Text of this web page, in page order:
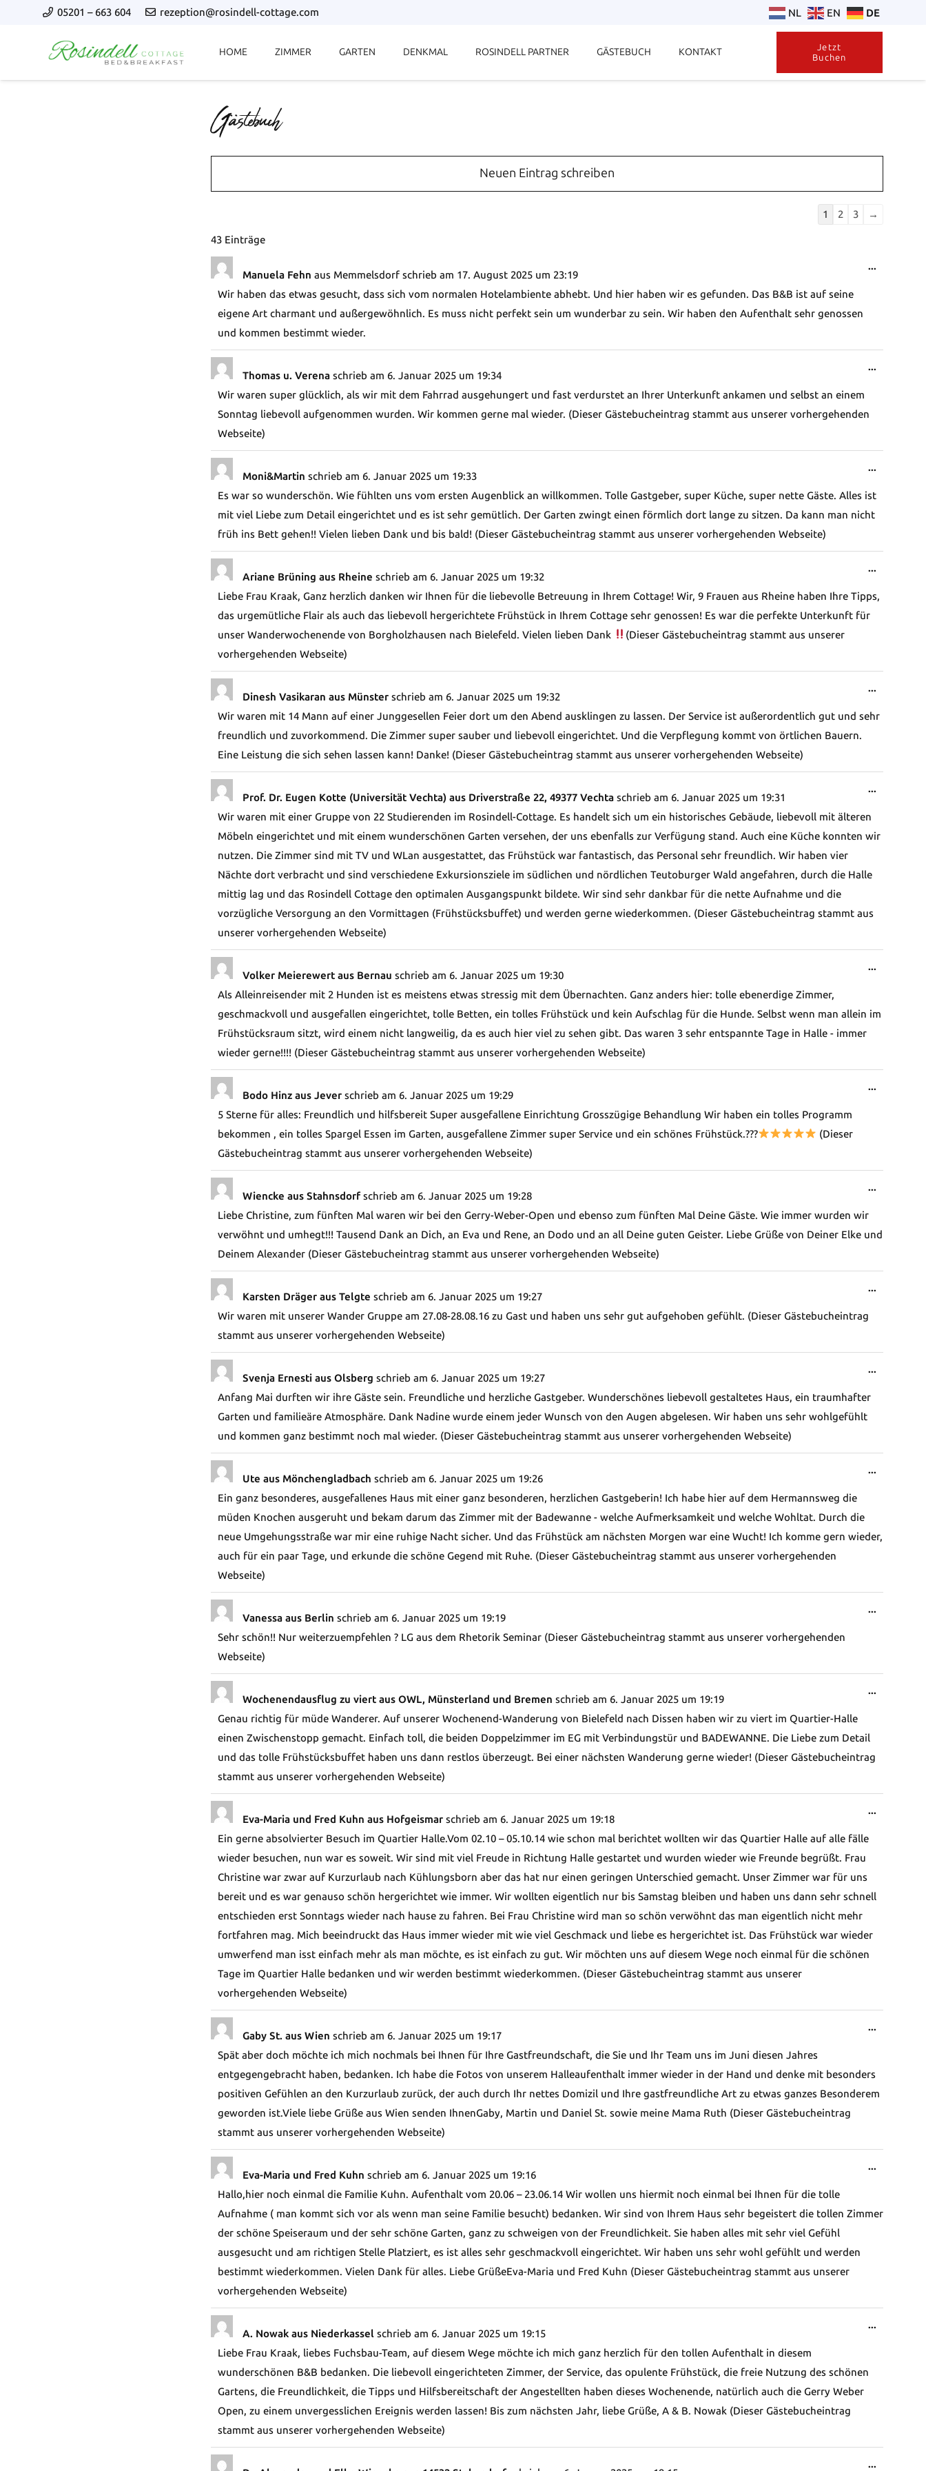
05201 – 663 604 rezeption@rosindell-cottage.com NL EN DE
HOME ZIMMER GARTEN DENKMAL ROSINDELL PARTNER GÄSTEBUCH KONTAKT
Jetzt
Buchen
Gästebuch
Guestbook
1 2 3 →
43 Einträge
Manuela Fehn aus Memmelsdorf schrieb am 17. August 2025 um 23:19
Wir haben das etwas gesucht, dass sich vom normalen Hotelambiente abhebt. Und hier haben wir es gefunden. Das B&B ist auf seine
eigene Art charmant und außergewöhnlich. Es muss nicht perfekt sein um wunderbar zu sein. Wir haben den Aufenthalt sehr genossen
und kommen bestimmt wieder.
...
Thomas u. Verena schrieb am 6. Januar 2025 um 19:34
Wir waren super glücklich, als wir mit dem Fahrrad ausgehungert und fast verdurstet an Ihrer Unterkunft ankamen und selbst an einem
Sonntag liebevoll aufgenommen wurden. Wir kommen gerne mal wieder. (Dieser Gästebucheintrag stammt aus unserer vorhergehenden
Webseite)
...
Moni&Martin schrieb am 6. Januar 2025 um 19:33
Es war so wunderschön. Wie fühlten uns vom ersten Augenblick an willkommen. Tolle Gastgeber, super Küche, super nette Gäste. Alles ist
mit viel Liebe zum Detail eingerichtet und es ist sehr gemütlich. Der Garten zwingt einen förmlich dort lange zu sitzen. Da kann man nicht
früh ins Bett gehen!! Vielen lieben Dank und bis bald! (Dieser Gästebucheintrag stammt aus unserer vorhergehenden Webseite)
...
Ariane Brüning aus Rheine schrieb am 6. Januar 2025 um 19:32
Liebe Frau Kraak, Ganz herzlich danken wir Ihnen für die liebevolle Betreuung in Ihrem Cottage! Wir, 9 Frauen aus Rheine haben Ihre Tipps,
das urgemütliche Flair als auch das liebevoll hergerichtete Frühstück in Ihrem Cottage sehr genossen! Es war die perfekte Unterkunft für
unser Wanderwochenende von Borgholzhausen nach Bielefeld. Vielen lieben Dank
(Dieser Gästebucheintrag stammt aus unserer
vorhergehenden Webseite)
...
ein-/
Dinesh Vasikaran aus Münster schrieb am 6. Januar 2025 um 19:32
Wir waren mit 14 Mann auf einer Junggesellen Feier dort um den Abend ausklingen zu lassen. Der Service ist außerordentlich gut und sehr
freundlich und zuvorkommend. Die Zimmer super sauber und liebevoll eingerichtet. Und die Verpflegung kommt von örtlichen Bauern.
Eine Leistung die sich sehen lassen kann! Danke! (Dieser Gästebucheintrag stammt aus unserer vorhergehenden Webseite)
...
Prof. Dr. Eugen Kotte (Universität Vechta) aus Driverstraße 22, 49377 Vechta schrieb am 6. Januar 2025 um 19:31
Wir waren mit einer Gruppe von 22 Studierenden im Rosindell-Cottage. Es handelt sich um ein historisches Gebäude, liebevoll mit älteren
Möbeln eingerichtet und mit einem wunderschönen Garten versehen, der uns ebenfalls zur Verfügung stand. Auch eine Küche konnten wir
nutzen. Die Zimmer sind mit TV und WLan ausgestattet, das Frühstück war fantastisch, das Personal sehr freundlich. Wir haben vier
Nächte dort verbracht und sind verschiedene Exkursionsziele im südlichen und nördlichen Teutoburger Wald angefahren, durch die Halle
mittig lag und das Rosindell Cottage den optimalen Ausgangspunkt bildete. Wir sind sehr dankbar für die nette Aufnahme und die
vorzügliche Versorgung an den Vormittagen (Frühstücksbuffet) und werden gerne wiederkommen. (Dieser Gästebucheintrag stammt aus
unserer vorhergehenden Webseite)
...
Volker Meierewert aus Bernau schrieb am 6. Januar 2025 um 19:30
Als Alleinreisender mit 2 Hunden ist es meistens etwas stressig mit dem Übernachten. Ganz anders hier: tolle ebenerdige Zimmer,
geschmackvoll und ausgefallen eingerichtet, tolle Betten, ein tolles Frühstück und kein Aufschlag für die Hunde. Selbst wenn man allein im
Frühstücksraum sitzt, wird einem nicht langweilig, da es auch hier viel zu sehen gibt. Das waren 3 sehr entspannte Tage in Halle - immer
wieder gerne!!!! (Dieser Gästebucheintrag stammt aus unserer vorhergehenden Webseite)
...
Bodo Hinz aus Jever schrieb am 6. Januar 2025 um 19:29
5 Sterne für alles: Freundlich und hilfsbereit Super ausgefallene Einrichtung Grosszügige Behandlung Wir haben ein tolles Programm
bekommen , ein tolles Spargel Essen im Garten, ausgefallene Zimmer super Service und ein schönes Frühstück.???
(Dieser
Gästebucheintrag stammt aus unserer vorhergehenden Webseite)
...
Wiencke aus Stahnsdorf schrieb am 6. Januar 2025 um 19:28
Liebe Christine, zum fünften Mal waren wir bei den Gerry-Weber-Open und ebenso zum fünften Mal Deine Gäste. Wie immer wurden wir
verwöhnt und umhegt!!! Tausend Dank an Dich, an Eva und Rene, an Dodo und an all Deine guten Geister. Liebe Grüße von Deiner Elke und
Deinem Alexander (Dieser Gästebucheintrag stammt aus unserer vorhergehenden Webseite)
...
Karsten Dräger aus Telgte schrieb am 6. Januar 2025 um 19:27
Wir waren mit unserer Wander Gruppe am 27.08-28.08.16 zu Gast und haben uns sehr gut aufgehoben gefühlt. (Dieser Gästebucheintrag
stammt aus unserer vorhergehenden Webseite)
...
Svenja Ernesti aus Olsberg schrieb am 6. Januar 2025 um 19:27
Anfang Mai durften wir ihre Gäste sein. Freundliche und herzliche Gastgeber. Wunderschönes liebevoll gestaltetes Haus, ein traumhafter
Garten und familieäre Atmosphäre. Dank Nadine wurde einem jeder Wunsch von den Augen abgelesen. Wir haben uns sehr wohlgefühlt
und kommen ganz bestimmt noch mal wieder. (Dieser Gästebucheintrag stammt aus unserer vorhergehenden Webseite)
...
Ute aus Mönchengladbach schrieb am 6. Januar 2025 um 19:26
Ein ganz besonderes, ausgefallenes Haus mit einer ganz besonderen, herzlichen Gastgeberin! Ich habe hier auf dem Hermannsweg die
müden Knochen ausgeruht und bekam darum das Zimmer mit der Badewanne - welche Aufmerksamkeit und welche Wohltat. Durch die
neue Umgehungsstraße war mir eine ruhige Nacht sicher. Und das Frühstück am nächsten Morgen war eine Wucht! Ich komme gern wieder,
auch für ein paar Tage, und erkunde die schöne Gegend mit Ruhe. (Dieser Gästebucheintrag stammt aus unserer vorhergehenden
Webseite)
...
Vanessa aus Berlin schrieb am 6. Januar 2025 um 19:19
Sehr schön!! Nur weiterzuempfehlen ? LG aus dem Rhetorik Seminar (Dieser Gästebucheintrag stammt aus unserer vorhergehenden
Webseite)
...
Wochenendausflug zu viert aus OWL, Münsterland und Bremen schrieb am 6. Januar 2025 um 19:19
Genau richtig für müde Wanderer. Auf unserer Wochenend-Wanderung von Bielefeld nach Dissen haben wir zu viert im Quartier-Halle
einen Zwischenstopp gemacht. Einfach toll, die beiden Doppelzimmer im EG mit Verbindungstür und BADEWANNE. Die Liebe zum Detail
und das tolle Frühstücksbuffet haben uns dann restlos überzeugt. Bei einer nächsten Wanderung gerne wieder! (Dieser Gästebucheintrag
stammt aus unserer vorhergehenden Webseite)
...
Eva-Maria und Fred Kuhn aus Hofgeismar schrieb am 6. Januar 2025 um 19:18
Ein gerne absolvierter Besuch im Quartier Halle.Vom 02.10 – 05.10.14 wie schon mal berichtet wollten wir das Quartier Halle auf alle fälle
wieder besuchen, nun war es soweit. Wir sind mit viel Freude in Richtung Halle gestartet und wurden wieder wie Freunde begrüßt. Frau
Christine war zwar auf Kurzurlaub nach Kühlungsborn aber das hat nur einen geringen Unterschied gemacht. Unser Zimmer war für uns
bereit und es war genauso schön hergerichtet wie immer. Wir wollten eigentlich nur bis Samstag bleiben und haben uns dann sehr schnell
entschieden erst Sonntags wieder nach hause zu fahren. Bei Frau Christine wird man so schön verwöhnt das man eigentlich nicht mehr
fortfahren mag. Mich beeindruckt das Haus immer wieder mit wie viel Geschmack und liebe es hergerichtet ist. Das Frühstück war wieder
umwerfend man isst einfach mehr als man möchte, es ist einfach zu gut. Wir möchten uns auf diesem Wege noch einmal für die schönen
Tage im Quartier Halle bedanken und wir werden bestimmt wiederkommen. (Dieser Gästebucheintrag stammt aus unserer
vorhergehenden Webseite)
...
Gaby St. aus Wien schrieb am 6. Januar 2025 um 19:17
Spät aber doch möchte ich mich nochmals bei Ihnen für Ihre Gastfreundschaft, die Sie und Ihr Team uns im Juni diesen Jahres
entgegengebracht haben, bedanken. Ich habe die Fotos von unserem Halleaufenthalt immer wieder in der Hand und denke mit besonders
positiven Gefühlen an den Kurzurlaub zurück, der auch durch Ihr nettes Domizil und Ihre gastfreundliche Art zu etwas ganzes Besonderem
geworden ist.Viele liebe Grüße aus Wien senden IhnenGaby, Martin und Daniel St. sowie meine Mama Ruth (Dieser Gästebucheintrag
stammt aus unserer vorhergehenden Webseite)
...
Eva-Maria und Fred Kuhn schrieb am 6. Januar 2025 um 19:16
Hallo,hier noch einmal die Familie Kuhn. Aufenthalt vom 20.06 – 23.06.14 Wir wollen uns hiermit noch einmal bei Ihnen für die tolle
Aufnahme ( man kommt sich vor als wenn man seine Familie besucht) bedanken. Wir sind von Ihrem Haus sehr begeistert die tollen Zimmer
der schöne Speiseraum und der sehr schöne Garten, ganz zu schweigen von der Freundlichkeit. Sie haben alles mit sehr viel Gefühl
ausgesucht und am richtigen Stelle Platziert, es ist alles sehr geschmackvoll eingerichtet. Wir haben uns sehr wohl gefühlt und werden
bestimmt wiederkommen. Vielen Dank für alles. Liebe GrüßeEva-Maria und Fred Kuhn (Dieser Gästebucheintrag stammt aus unserer
vorhergehenden Webseite)
...
A. Nowak aus Niederkassel schrieb am 6. Januar 2025 um 19:15
Liebe Frau Kraak, liebes Fuchsbau-Team, auf diesem Wege möchte ich mich ganz herzlich für den tollen Aufenthalt in diesem
wunderschönen B&B bedanken. Die liebevoll eingerichteten Zimmer, der Service, das opulente Frühstück, die freie Nutzung des schönen
Gartens, die Freundlichkeit, die Tipps und Hilfsbereitschaft der Angestellten haben dieses Wochenende, natürlich auch die Gerry Weber
Open, zu einem unvergesslichen Ereignis werden lassen! Bis zum nächsten Jahr, liebe Grüße, A & B. Nowak (Dieser Gästebucheintrag
stammt aus unserer vorhergehenden Webseite)
...
...